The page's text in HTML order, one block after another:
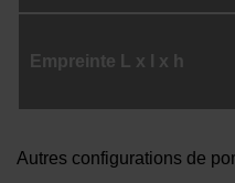
Empreinte L x l x h
Autres configurations de